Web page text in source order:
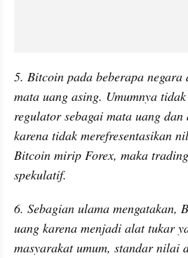
5. Bitcoin pada beberapa negara
mata uang asing. Umumnya
regulator sebagai mata uang
karena tidak merefresentasikan
Bitcoin mirip Forex, maka
spekulatif.
6. Sebagian ulama mengatakan,
uang karena menjadi alat tukar
masyarakat umum, standar nilai